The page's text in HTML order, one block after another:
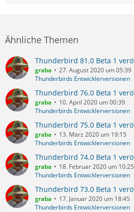
Ähnliche Themen
Thunderbird 81.0 Beta 1
graba
27. August 2020 um 05:39
Thunderbirds Entwicklerversionen
Thunderbird 76.0 Beta 1
graba
10. April 2020 um 00:39
Thunderbirds Entwicklerversionen
Thunderbird 75.0 Beta 1
graba
13. März 2020 um 19:15
Thunderbirds Entwicklerversionen
Thunderbird 74.0 Beta 1
graba
18. Februar 2020 um 10:25
Thunderbirds Entwicklerversionen
Thunderbird 73.0 Beta 1
graba
17. Januar 2020 um 18:45
Thunderbirds Entwicklerversionen